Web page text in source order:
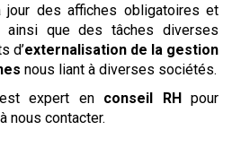
des affiches obligatoires et
ainsi que des tâches diverses
d’externalisation de la gestion
nous liant à diverses sociétés.
expert en conseil RHpour
nous contacter.